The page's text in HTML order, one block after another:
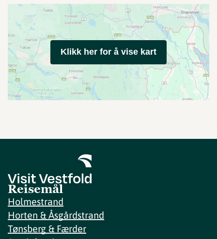
Klikk her for å vise kart
Reisemål
Holmestrand
Horten & Åsgårdstrand
Tønsberg & Færder